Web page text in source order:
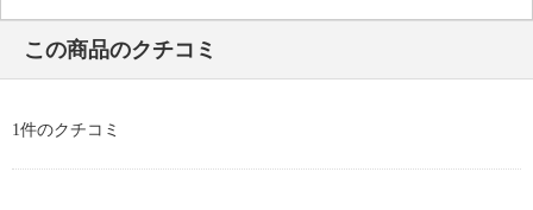
・自然乾燥：日陰の吊り干し
・アイロン仕上げ：可（中温）
・ドライクリーニング：石油系ドライクリーニング可
【個体差あり】
・個体差あり
この商品のクチコミ
1件のクチコミ